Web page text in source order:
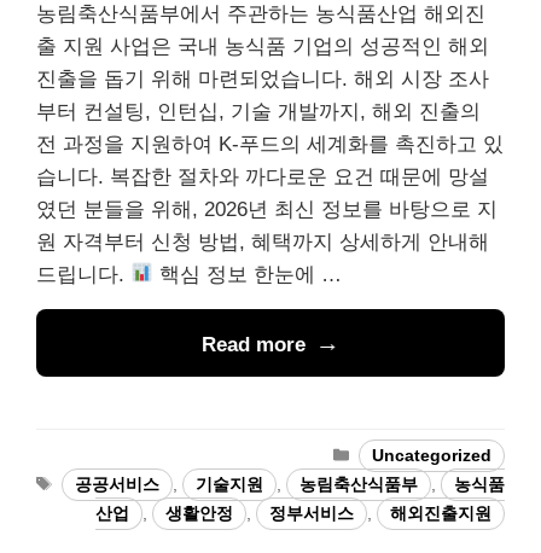
농림축산식품부에서 주관하는 농식품산업 해외진
출 지원 사업은 국내 농식품 기업의 성공적인 해외
진출을 돕기 위해 마련되었습니다. 해외 시장 조사
부터 컨설팅, 인턴십, 기술 개발까지, 해외 진출의
전 과정을 지원하여 K-푸드의 세계화를 촉진하고 있
습니다. 복잡한 절차와 까다로운 요건 때문에 망설
였던 분들을 위해, 2026년 최신 정보를 바탕으로 지
원 자격부터 신청 방법, 혜택까지 상세하게 안내해
드립니다.
핵심 정보 한눈에 …
Read more
Categories
Uncategorized
Tags공공서비스 기술지원 농림축산식품부
농식품
산업
생활안정 정부서비스 해외진출지원